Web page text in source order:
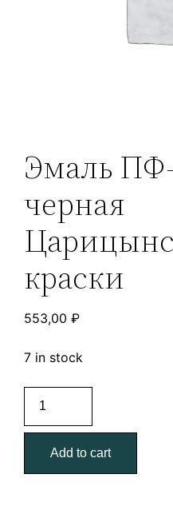
Эмаль
черная
краски
553,00₽
7 in stock
ПФ-115
5
черная
Add to cart